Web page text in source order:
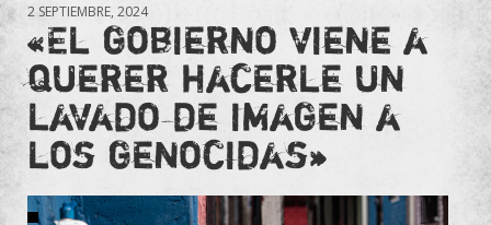
2 SEPTIEMBRE, 2024
«El gobierno viene a
querer hacerle un
lavado de imagen a
los genocidas»